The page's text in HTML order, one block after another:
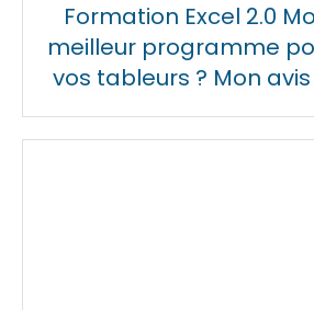
Formation Excel 2.0
meilleur programme
vos tableurs ? Mon